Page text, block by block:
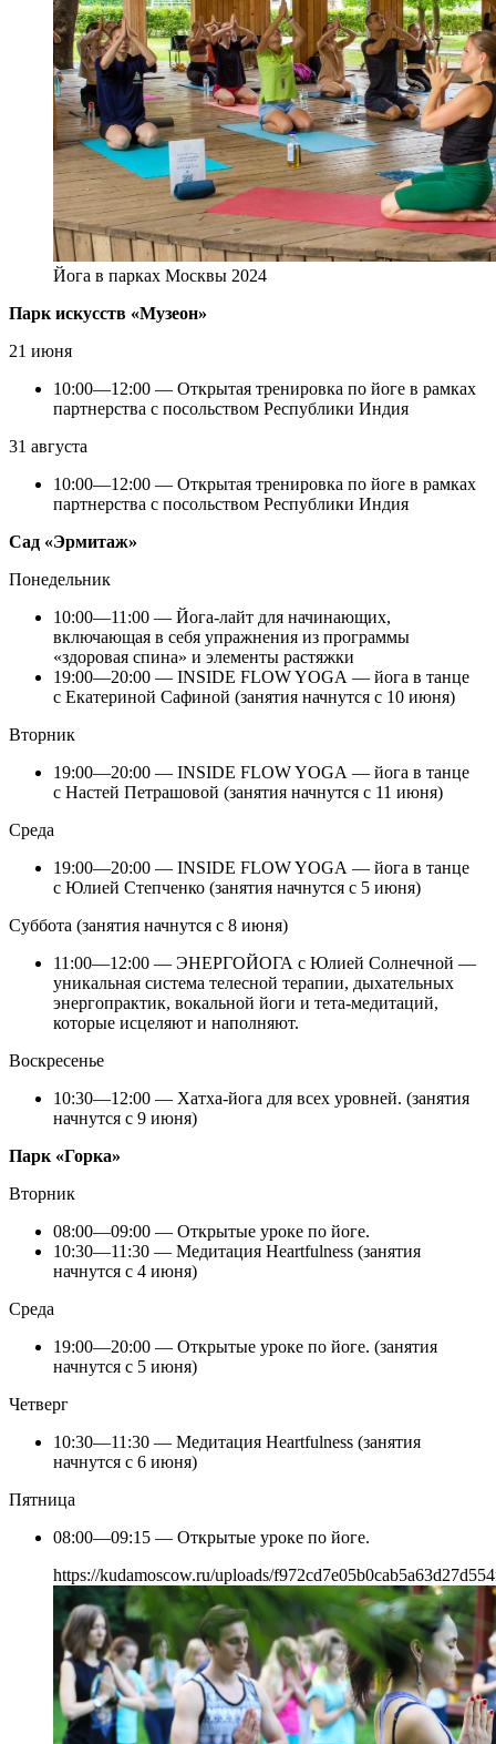
Йога в парках Москвы 2024
Парк искусств «Музеон»
21 июня
10:00—12:00 — Открытая тренировка по йоге в рамках
партнерства с посольством Республики Индия
31 августа
10:00—12:00 — Открытая тренировка по йоге в рамках
партнерства с посольством Республики Индия
Сад «Эрмитаж»
Понедельник
10:00—11:00 — Йога-лайт для начинающих,
включающая в себя упражнения из программы
«здоровая спина» и элементы растяжки
19:00—20:00 — INSIDE FLOW YOGA — йога в танце
с Екатериной Сафиной (занятия начнутся с 10 июня)
Вторник
19:00—20:00 — INSIDE FLOW YOGA — йога в танце
с Настей Петрашовой (занятия начнутся с 11 июня)
Среда
19:00—20:00 — INSIDE FLOW YOGA — йога в танце
с Юлией Степченко (занятия начнутся с 5 июня)
Суббота (занятия начнутся с 8 июня)
11:00—12:00 — ЭНЕРГОЙОГА с Юлией Солнечной —
уникальная система телесной терапии, дыхательных
энергопрактик, вокальной йоги и тета-медитаций,
которые исцеляют и наполняют.
Воскресенье
10:30—12:00 — Хатха-йога для всех уровней. (занятия
начнутся с 9 июня)
Парк «Горка»
Вторник
08:00—09:00 — Открытые уроке по йоге.
10:30—11:30 — Медитация Heartfulness (занятия
начнутся с 4 июня)
Среда
19:00—20:00 — Открытые уроке по йоге. (занятия
начнутся с 5 июня)
Четверг
10:30—11:30 — Медитация Heartfulness (занятия
начнутся с 6 июня)
Пятница
08:00—09:15 — Открытые уроке по йоге.
https://kudamoscow.ru/uploads/